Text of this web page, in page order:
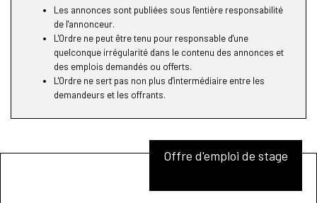
Les annonces sont publiées sous l'entière responsabilité
de l'annonceur.
L'Ordre ne peut être tenu pour responsable d'une
quelconque irrégularité dans le contenu des annonces et
des emplois demandés ou offerts.
L'Ordre ne sert pas non plus d'intermédiaire entre les
demandeurs et les offrants.
Offre d'emploi de stage